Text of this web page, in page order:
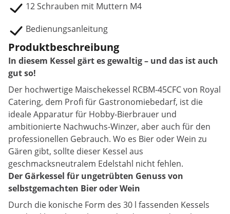
12 Schrauben mit Muttern M4
Bedienungsanleitung
Produktbeschreibung
In diesem Kessel gärt es gewaltig – und das ist auch
gut so!
Der hochwertige Maischekessel RCBM-45CFC von Royal
Catering, dem Profi für Gastronomiebedarf, ist die
ideale Apparatur für Hobby-Bierbrauer und
ambitionierte Nachwuchs-Winzer, aber auch für den
professionellen Gebrauch. Wo es Bier oder Wein zu
Gären gibt, sollte dieser Kessel aus
geschmacksneutralem Edelstahl nicht fehlen.
Der Gärkessel für ungetrübten Genuss von
selbstgemachten Bier oder Wein
Durch die konische Form des 30 l fassenden Kessels